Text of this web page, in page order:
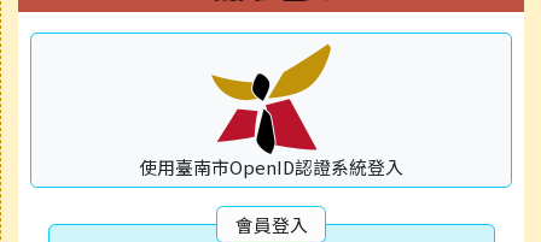
使用臺南市OpenID認證系統登入
會員登入